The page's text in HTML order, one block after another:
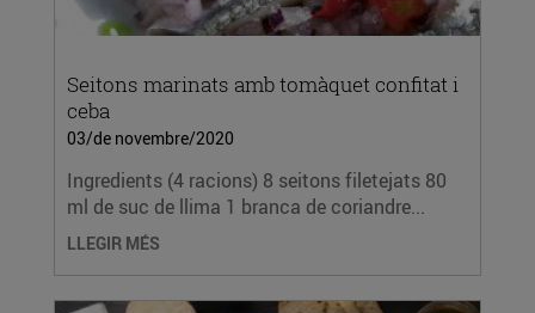
Seitons marinats amb tomàquet confitat i
ceba
03/de novembre/2020
Ingredients (4 racions) 8 seitons filetejats 80
ml de suc de llima 1 branca de coriandre...
LLEGIR MÉS